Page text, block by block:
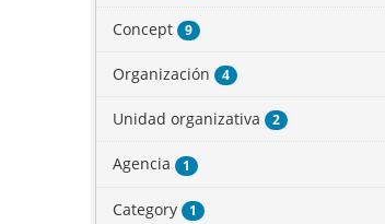
Concept 9
Organización 4
Unidad organizativa 2
Agencia 1
Category 1